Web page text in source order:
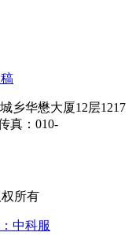
乡华懋大厦12层1217
真：010-
权所有
中科服